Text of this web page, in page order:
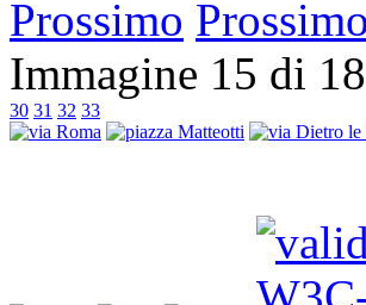
Prossimo
Immagine 15 di 18
30 31 32 33